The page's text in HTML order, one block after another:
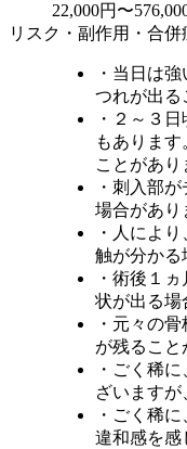
22,000円〜
リスク・副作用・合併
・当日は
つれが出る
・２～３
もありま
ことがあり
・刺入部
場合があり
・人によ
触が分かる
・術後１
状が出る場
・元々の
が残ること
・ごく稀
ざいますが
・ごく稀
違和感を感